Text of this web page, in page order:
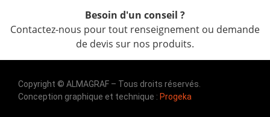
Besoin d'un conseil ?
Contactez-nous pour tout renseignement ou demande
de devis sur nos produits.
Copyright © ALMAGRAF – Tous droits réservés.
Conception graphique et technique : Progeka